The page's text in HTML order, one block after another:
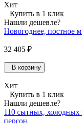
Хит
Купить в 1 клик
Нашли дешевле?
Новогоднее, постное
32 405 ₽
В корзину
Хит
Купить в 1 клик
Нашли дешевле?
110 сытных, холодных
персон